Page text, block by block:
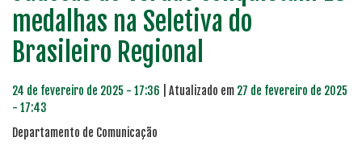
medalhas na Seletiva do
Brasileiro Regional
24 de fevereiro de 2025 - 17:36 | Atualizado em 27 de fevereiro de 2025
- 17:43
Departamento de Comunicação